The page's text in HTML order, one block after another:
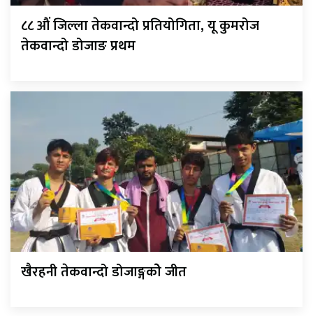
८८ औं जिल्ला तेकवान्दो प्रतियोगिता, यू कुमरोज
तेकवान्दो डोजाङ प्रथम
खैरहनी तेकवान्दो डोजाङ्गकोे जीत